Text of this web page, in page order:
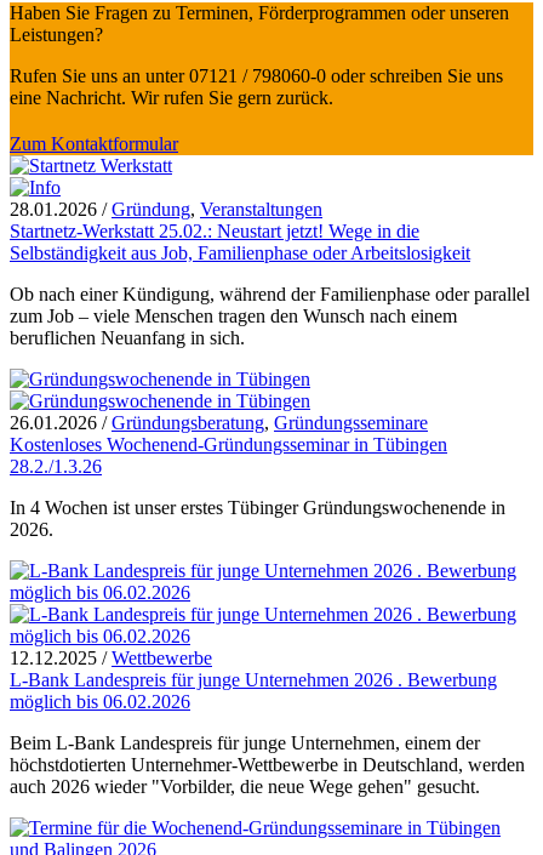
Haben Sie Fragen zu Terminen, Förderprogrammen oder unseren
Leistungen?
Rufen Sie uns an unter 07121 / 798060-0 oder schreiben Sie uns
eine Nachricht. Wir rufen Sie gern zurück.
Zum Kontaktformular
28.01.2026 /Gründung, Veranstaltungen
Startnetz-Werkstatt 25.02.: Neustart jetzt! Wege in die
Selbständigkeit aus Job, Familienphase oder Arbeitslosigkeit
Ob nach einer Kündigung, während der Familienphase oder parallel
zum Job – viele Menschen tragen den Wunsch nach einem
beruflichen Neuanfang in sich.
26.01.2026 /Gründungsberatung, Gründungsseminare
Kostenloses Wochenend-Gründungsseminar in Tübingen
28.2./1.3.26
In 4 Wochen ist unser erstes Tübinger Gründungswochenende in
2026.
12.12.2025 /Wettbewerbe
L-Bank Landespreis für junge Unternehmen 2026 . Bewerbung
möglich bis 06.02.2026
Beim L-Bank Landespreis für junge Unternehmen, einem der
höchstdotierten Unternehmer-Wettbewerbe in Deutschland, werden
auch 2026 wieder "Vorbilder, die neue Wege gehen" gesucht.